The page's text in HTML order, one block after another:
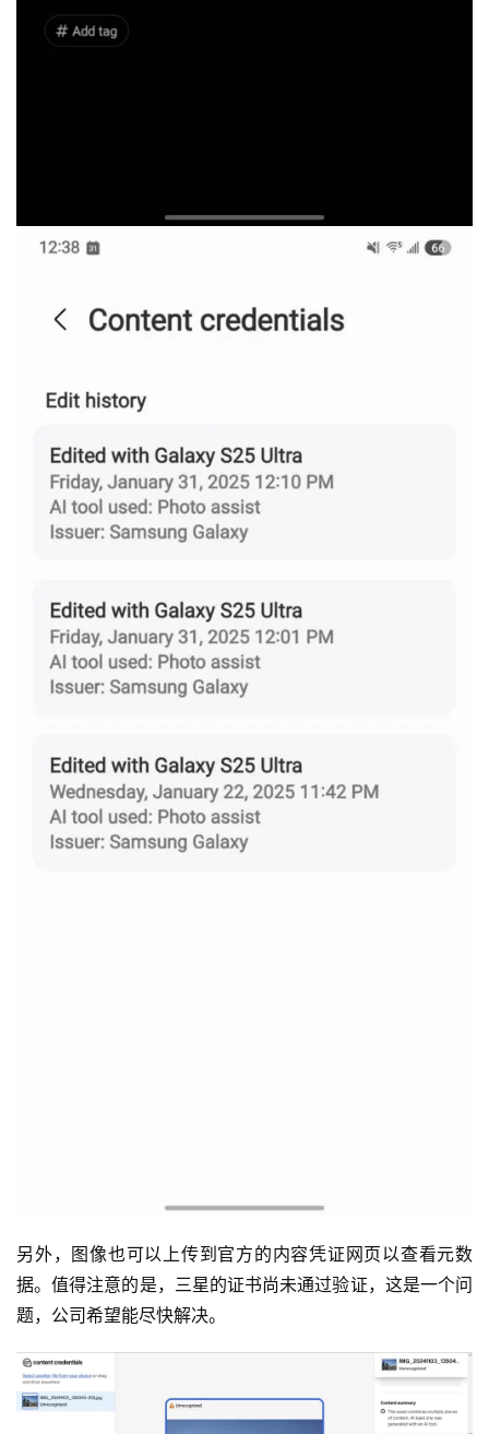
另外，图像也可以上传到官方的内容凭证网页以查看元数
据。值得注意的是，三星的证书尚未通过验证，这是一个问
题，公司希望能尽快解决。